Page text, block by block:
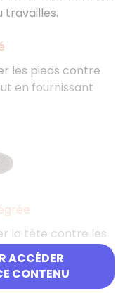
ACCÉDER
CONTENU
travailles.
les pieds contre
en fournissant
la tête contre les
et les impacts
ultraviolets dans